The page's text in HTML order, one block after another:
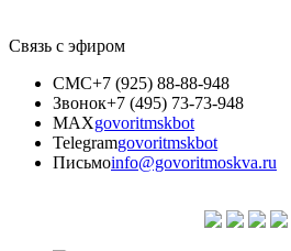
Связь с эфиром
СМС+7 (925) 88-88-948
Звонок+7 (495) 73-73-948
MAXgovoritmskbot
Telegramgovoritmskbot
Письмоinfo@govoritmoskva.ru